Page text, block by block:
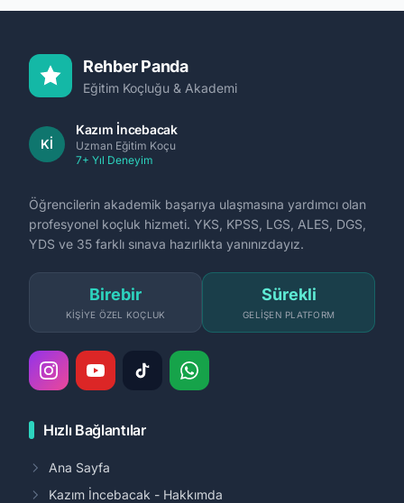
Rehber Panda
Eğitim Koçluğu & Akademi
Kİ
Kazım İncebacak
Uzman Eğitim Koçu
7+ Yıl Deneyim
Öğrencilerin akademik başarıya ulaşmasına yardımcı olan
profesyonel koçluk hizmeti. YKS, KPSS, LGS, ALES, DGS,
YDS ve 35 farklı sınava hazırlıkta yanınızdayız.
Birebir
KIŞIYE ÖZEL KOÇLUK
Sürekli
GELIŞEN PLATFORM
Hızlı Bağlantılar
Ana Sayfa
Kazım İncebacak - Hakkımda